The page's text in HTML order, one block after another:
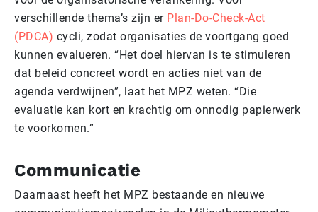
verschillende thema’s zijn er Plan-Do-Check-Act
(PDCA) cycli, zodat organisaties de voortgang goed
kunnen evalueren. “Het doel hiervan is te stimuleren
dat beleid concreet wordt en acties niet van de
agenda verdwijnen”, laat het MPZ weten. “Die
evaluatie kan kort en krachtig om onnodig papierwerk
te voorkomen.”
Communicatie
Daarnaast heeft het MPZ bestaande en nieuwe